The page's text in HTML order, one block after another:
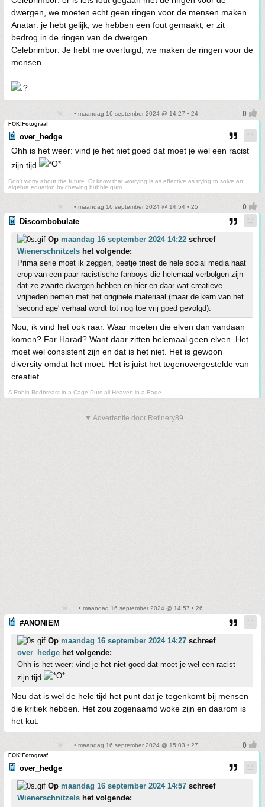
dwergen, we moeten echt geen ringen voor de mensen maken
Anatar: je hebt gelijk, we hebben een fout gemaakt, er zit
bedrog in de ringen van de dwergen
Celebrimbor: Je hebt me overtuigd, we maken de ringen voor de
mensen...
• maandag 16 september 2024 @ 14:27 • 24
FOK!Fotograaf
over_hedge
Ohh is het weer: vind je het niet goed dat moet je wel een racist
zijn tijd
Don't worry about the future. Or know that worrying is as effective as trying to solve an
algebra equation by chewing bubble gum.
• maandag 16 september 2024 @ 14:54 • 25
Discombobulate
Op maandag 16 september 2024 14:22 schreef
Wienerschnitzels het volgende:
Prima serie moet ik zeggen, beetje triest de hele social media haat
erop van een paar racistische fanboys die helemaal verbolgen zijn
dat ze zwarte dwergen hebben en hier en daar wat creatieve
vrijheden nemen met het originele materiaal (maar de kern van het
'second age' verhaal wordt tot nog toe vrij goed gevolgd).
Nou, ik vind het ook raar. Waar moeten die elven dan vandaan
komen? Far Harad? Want daar zitten helemaal geen elven. Het
moet wel consistent zijn en dat is het niet. Het is gewoon
diversity omdat het moet. Het is juist het tegenovergestelde van
creatief.
A Robin Redbreast in a Cage Puts all Heaven in a Rage.
▼ Advertentie door Refinery89
• maandag 16 september 2024 @ 14:57 • 26
#ANONIEM
Op maandag 16 september 2024 14:27 schreef
over_hedge het volgende:
Ohh is het weer: vind je het niet goed dat moet je wel een racist
zijn tijd
Nou dat is wel de hele tijd het punt dat je tegenkomt bij mensen
die kritiek hebben. Het zou zogenaamd woke zijn en daarom is
het kut.
• maandag 16 september 2024 @ 15:03 • 27
FOK!Fotograaf
over_hedge
Op maandag 16 september 2024 14:57 schreef
Wienerschnitzels het volgende: